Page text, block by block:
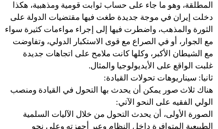
المطلقة، وهو ما جاء على حساب ثوابت قومية ومذهبية، هكذا
دخلت إيران في موجة جديدة طغت فيها مقتضيات الدولة على
الثورة والمذهب، واضطرت فيها إلى إجراء مواءمات كثيرة سواء
مع الجوار، أو في الصراع مع قوى الاستكبار الدولي، وتفاوضت
مع الشيطان الأكبر، وكلها كانت ملامح على اتجاهات جديدة
غلبت الواقع على الأيديولوجيا والمثال.
ثانيا: سيناريوهات تحولات القيادة:
هناك ثلاث صور يمكن أن يحدث بها التحول في القيادة ومنصب
الولي الفقيه على النحو الآتي:
الصورة الأولى، أن يحدث التحول من خلال الآليات السلمية
الطبيعية المتوافرة داخل النظام وعبر أجهزته وعلى نحو